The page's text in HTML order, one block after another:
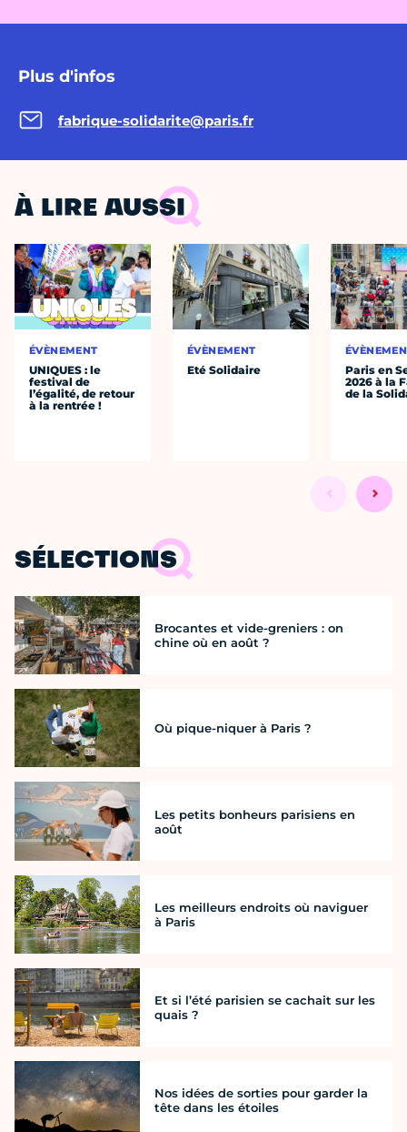
Plus d'infos
fabrique-solidarite@paris.fr
À LIRE AUSSI
ÉVÈNEMENT
UNIQUES : le
festival de
l’égalité, de retour
à la rentrée !
ÉVÈNEMENT
Eté Solidaire
Paris en
2026 à la
de la
SÉLECTIONS
Brocantes et vide-greniers : on
chine où en août ?
Où pique-niquer à Paris ?
Les petits bonheurs parisiens en
août
Les meilleurs endroits où naviguer
à Paris
Et si l’été parisien se cachait sur les
quais ?
Nos idées de sorties pour garder la
tête dans les étoiles